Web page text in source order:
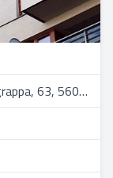
Crespina lorenzana, Via montegrappa, 63, 56040 crespina lorenzana pi, italia